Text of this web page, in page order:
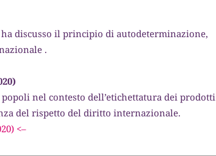
ha discusso il principio di autodeterminazione,
.
nel contesto dell’etichettatura dei prodotti
del rispetto del diritto internazionale.
<–